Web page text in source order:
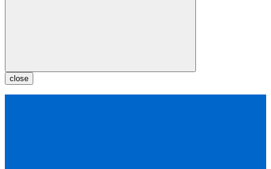
close